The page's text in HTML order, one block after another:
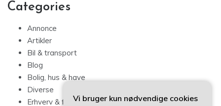
Categories
Annonce
Artikler
Bil & transport
Blog
Bolig, hus & have
Diverse
Erhverv & forbrugVi bruger kun nødvendige cookies